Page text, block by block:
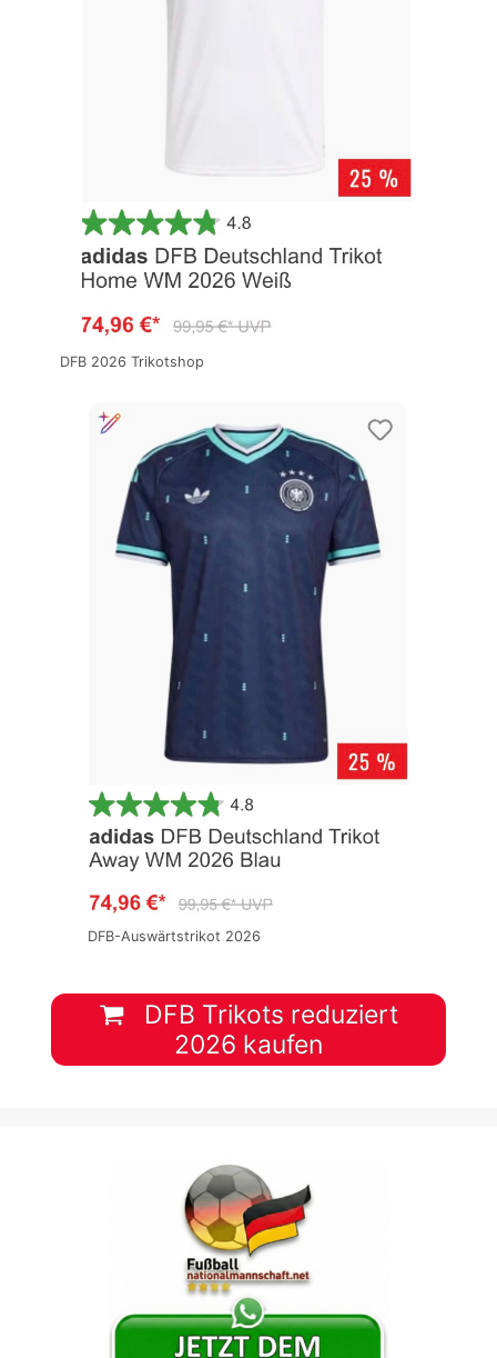
DFB 2026 Trikotshop
DFB-Auswärtstrikot 2026
DFB Trikots reduziert
2026 kaufen